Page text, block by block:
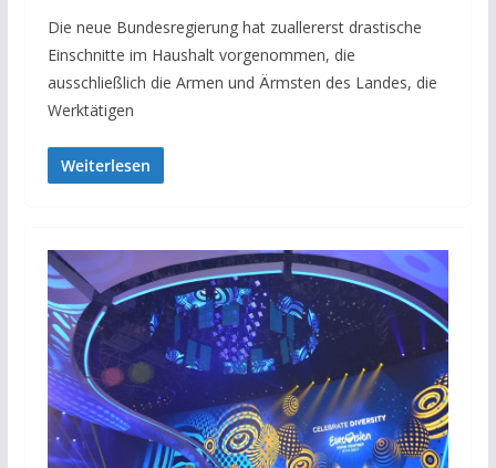
Die neue Bundesregierung hat zuallererst drastische
Einschnitte im Haushalt vorgenommen, die
ausschließlich die Armen und Ärmsten des Landes, die
Werktätigen
Weiterlesen